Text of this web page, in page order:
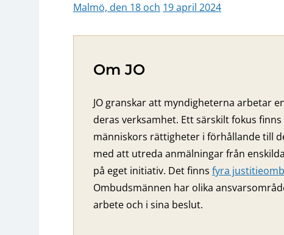
Malmö, den 18 och 19 april 2024
Om JO
JO granskar att myndigheterna arbetar
deras verksamhet. Ett särskilt fokus
människors rättigheter i förhållande till
med att utreda anmälningar från
på eget initiativ. Det finns fyra
Ombudsmännen har olika
arbete och i sina beslut.